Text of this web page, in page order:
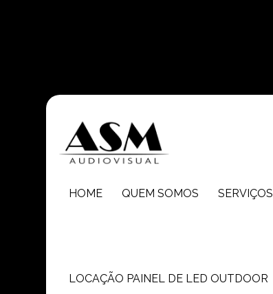
HOME QUEM SOMOS SERVIÇOS
LOCAÇÃO PAINEL DE LED OUTDOOR